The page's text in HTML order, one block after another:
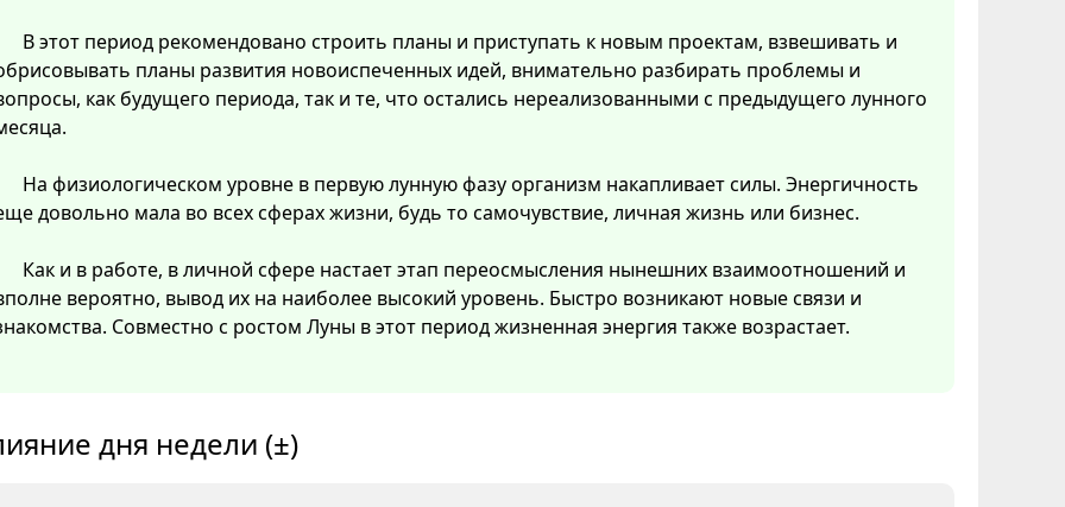
В этот период рекомендовано строить планы и приступать к новым проектам, взвешивать и
планы развития новоиспеченных идей, внимательно разбирать проблемы и
как будущего периода, так и те, что остались нереализованными с предыдущего лунного
На физиологическом уровне в первую лунную фазу организм накапливает силы. Энергичность
довольно мала во всех сферах жизни, будь то самочувствие, личная жизнь или бизнес.
Как и в работе, в личной сфере настает этап переосмысления нынешних взаимоотношений и
вероятно, вывод их на наиболее высокий уровень. Быстро возникают новые связи и
Совместно с ростом Луны в этот период жизненная энергия также возрастает.
дня недели (±)